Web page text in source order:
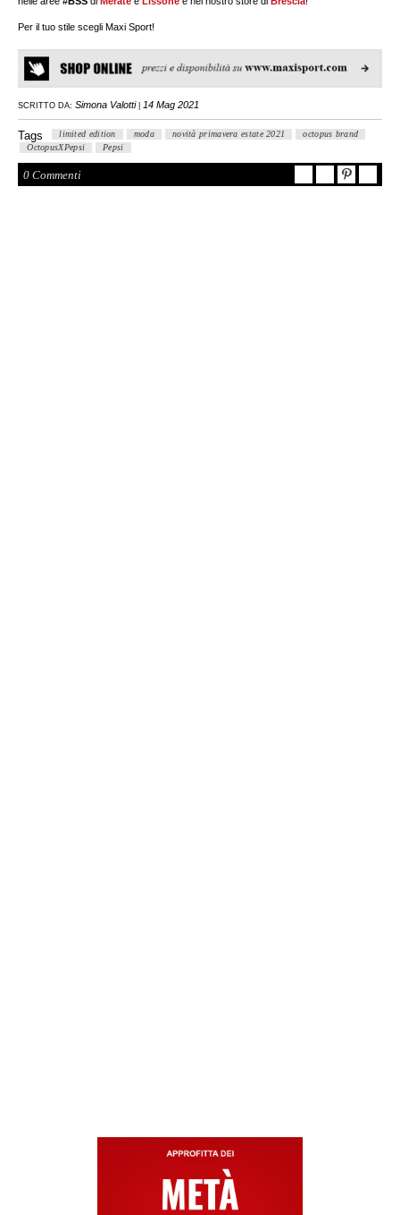
Per il tuo stile scegli Maxi Sport!
SCRITTO DA: Simona Valotti 14 Mag 2021
Tags limited edition moda novità primavera estate 2021
octopus brand
OctopusXPepsi
Pepsi
0 Commenti